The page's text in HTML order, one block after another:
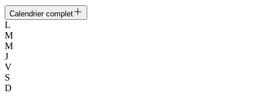
Calendrier complet
L
M
M
J
V
S
D